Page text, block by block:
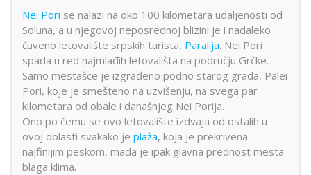
Nei Pori se nalazi na oko 100 kilometara udaljenosti od
Soluna, a u njegovoj neposrednoj blizini je i nadaleko
čuveno letovalište srpskih turista, Paralija. Nei Pori
spada u red najmlađih letovališta na području Grčke.
Samo mestašce je izgrađeno podno starog grada, Palei
Pori, koje je smešteno na uzvišenju, na svega par
kilometara od obale i današnjeg Nei Porija.
Ono po čemu se ovo letovalište izdvaja od ostalih u
ovoj oblasti svakako je plaža, koja je prekrivena
najfinijim peskom, mada je ipak glavna prednost mesta
blaga klima.